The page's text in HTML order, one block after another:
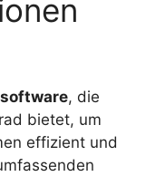
, die
bietet, um
effizient und